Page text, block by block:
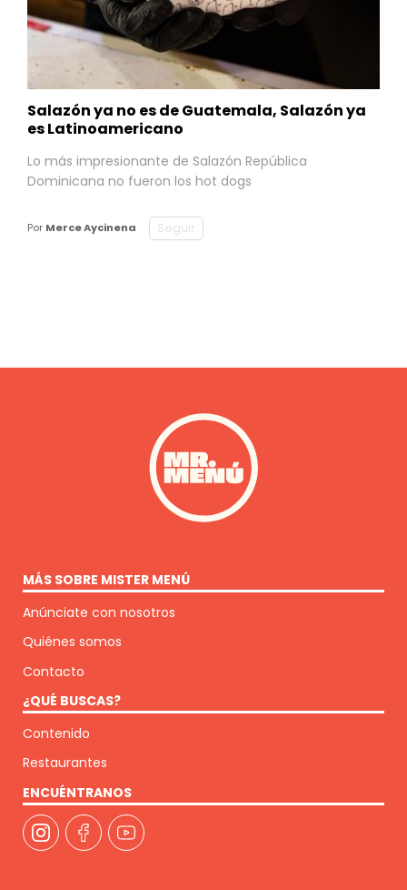
Salazón ya no es de Guatemala, Salazón ya
es Latinoamericano
Lo más impresionante de Salazón República
Dominicana no fueron los hot dogs
Por Merce Aycinena Seguir
MÁS SOBRE MISTER MENÚ
Anúnciate con nosotros
Quiénes somos
Contacto
¿QUÉ BUSCAS?
Contenido
Restaurantes
ENCUÉNTRANOS